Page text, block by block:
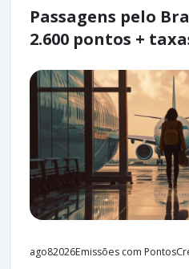
Passagens pelo
2.600 pontos +
ago82026Emissões com